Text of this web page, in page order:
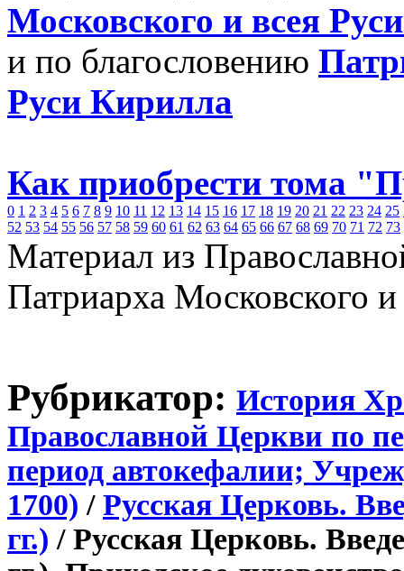
Московского и всея
и по благословению
Руси Кирилла
Как приобрести тома
0 1 2 3 4 5 6 7 8 9 10 11 12 13 14 15 16 17 18 19 20 21 22 23 24 25
52 53 54 55 56 57 58 59 60 61 62 63 64 65 66 67 68 69 70 71 72 73
Материал из
Патриарха Московского
Рубрикатор: История
Православной Церкви по
период автокефалии;
1700) / Русская Церковь.
гг.) / Русская Церковь.